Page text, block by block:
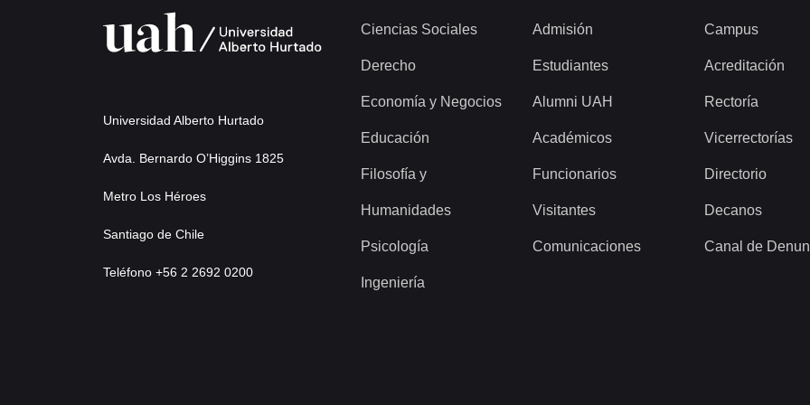
Universidad Alberto Hurtado
Avda. Bernardo O’Higgins 1825
Metro Los Héroes
Santiago de Chile
Teléfono +56 2 2692 0200
Ciencias Sociales
Derecho
Economía y Negocios
Educación
Filosofía y
Humanidades
Psicología
Ingeniería
Admisión
Estudiantes
Alumni UAH
Académicos
Funcionarios
Visitantes
Comunicaciones
Campus
Acreditación
Rectoría
Vicerrectorías
Directorio
Decanos
Canal de